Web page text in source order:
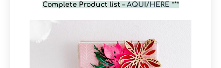
Complete Product list – AQUI/HERE ***